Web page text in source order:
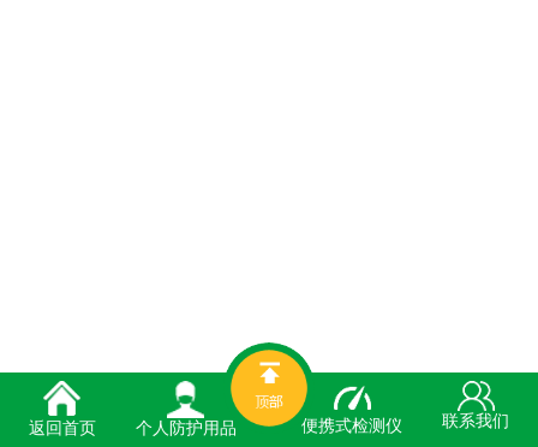
返回首页 个人防护用品 便携式检测仪 联系我们